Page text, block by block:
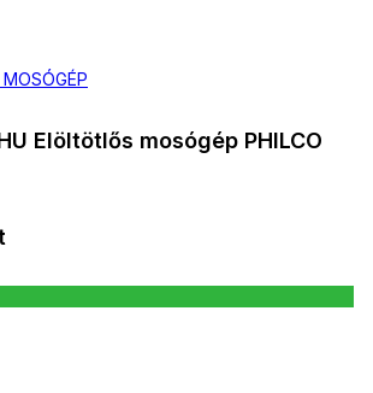
Elöltötlős mosógép PHILCO